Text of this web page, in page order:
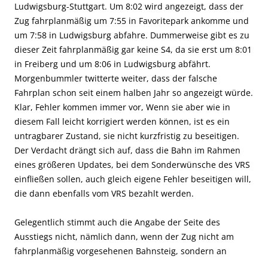
Ludwigsburg-Stuttgart. Um 8:02 wird angezeigt, dass der
Zug fahrplanmäßig um 7:55 in Favoritepark ankomme und
um 7:58 in Ludwigsburg abfahre. Dummerweise gibt es zu
dieser Zeit fahrplanmäßig gar keine S4, da sie erst um 8:01
in Freiberg und um 8:06 in Ludwigsburg abfährt.
Morgenbummler twitterte weiter, dass der falsche
Fahrplan schon seit einem halben Jahr so angezeigt würde.
Klar, Fehler kommen immer vor, Wenn sie aber wie in
diesem Fall leicht korrigiert werden können, ist es ein
untragbarer Zustand, sie nicht kurzfristig zu beseitigen.
Der Verdacht drängt sich auf, dass die Bahn im Rahmen
eines größeren Updates, bei dem Sonderwünsche des VRS
einfließen sollen, auch gleich eigene Fehler beseitigen will,
die dann ebenfalls vom VRS bezahlt werden.
Gelegentlich stimmt auch die Angabe der Seite des
Ausstiegs nicht, nämlich dann, wenn der Zug nicht am
fahrplanmäßig vorgesehenen Bahnsteig, sondern an